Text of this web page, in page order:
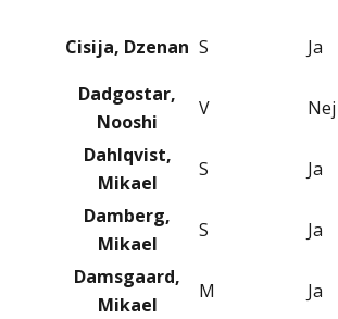
Cisija, Dzenan S Ja
Dadgostar,
Nooshi
V Nej
Dahlqvist,
Mikael
S Ja
Damberg,
Mikael
S Ja
Damsgaard,
Mikael
M Ja